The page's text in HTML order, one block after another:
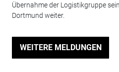
Übernahme der Logistikgruppe
Dortmund weiter.
WEITERE MELDUNGEN